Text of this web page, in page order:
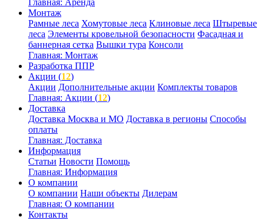
Монтаж
Рамные леса Хомутовые леса Клиновые леса Штыревые
леса Элементы кровельной безопасности Фасадная и
баннерная сетка Вышки тура Консоли
Главная: Монтаж
Разработка ППР
Акции (12)
Акции Дополнительные акции Комплекты товаров
Главная: Акции (12)
Доставка
Доставка Москва и МО Доставка в регионы Способы
оплаты
Главная: Доставка
Информация
Статьи Новости Помощь
Главная: Информация
О компании
О компании Наши объекты Дилерам
Главная: О компании
Контакты